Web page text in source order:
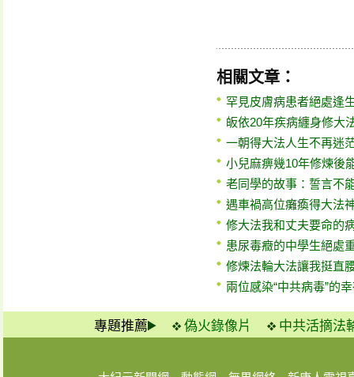
相關文章：
罕見皮膚病患者絕處逢
皈依20年疾病纏身修大
一朝得大法人生不再迷
小兒麻痹幾10年修煉後
老同學的故事：誓言不
遇車禍高位癱瘓得大法
修大法我和丈夫要命的
患尿毒癥的中學生絕處
修煉法輪大法讓我挺直
兩位感染“中共病毒”的
專題推薦 偽火錄像片 中共活摘法